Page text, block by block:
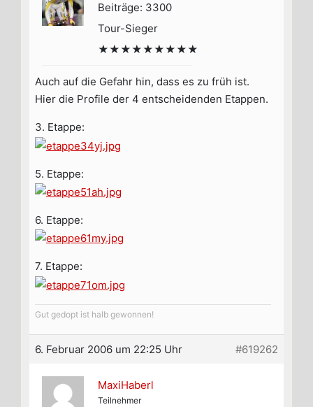
Beiträge: 3300
Tour-Sieger
★★★★★★★★★
Auch auf die Gefahr hin, dass es zu früh ist.
Hier die Profile der 4 entscheidenden Etappen.
3. Etappe:
5. Etappe:
6. Etappe:
7. Etappe:
Gut gedopt ist halb gewonnen!
6. Februar 2006 um 22:25 Uhr #619262
MaxiHaberl
Teilnehmer